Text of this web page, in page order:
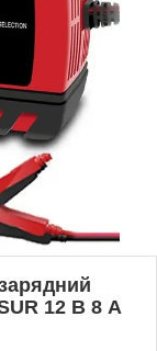
12 В 8 А